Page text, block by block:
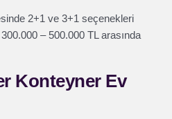
2+1 ve 3+1 seçenekleri
– 500.000 TL arasında
Konteyner Ev